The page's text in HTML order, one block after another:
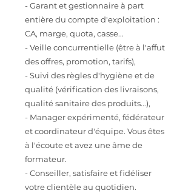
- Garant et gestionnaire à part
entière du compte d'exploitation :
CA, marge, quota, casse...
- Veille concurrentielle (être à l'affut
des offres, promotion, tarifs),
- Suivi des règles d'hygiène et de
qualité (vérification des livraisons,
qualité sanitaire des produits...),
- Manager expérimenté, fédérateur
et coordinateur d'équipe. Vous êtes
à l'écoute et avez une âme de
formateur.
- Conseiller, satisfaire et fidéliser
votre clientèle au quotidien.